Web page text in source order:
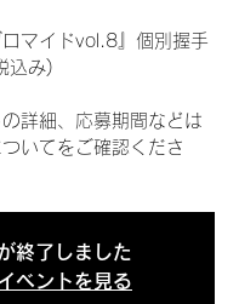
ロマイドvol.8』個別握手
込み)
詳細、応募期間などは
いてをご確認くださ
終了しました
ベントを見る